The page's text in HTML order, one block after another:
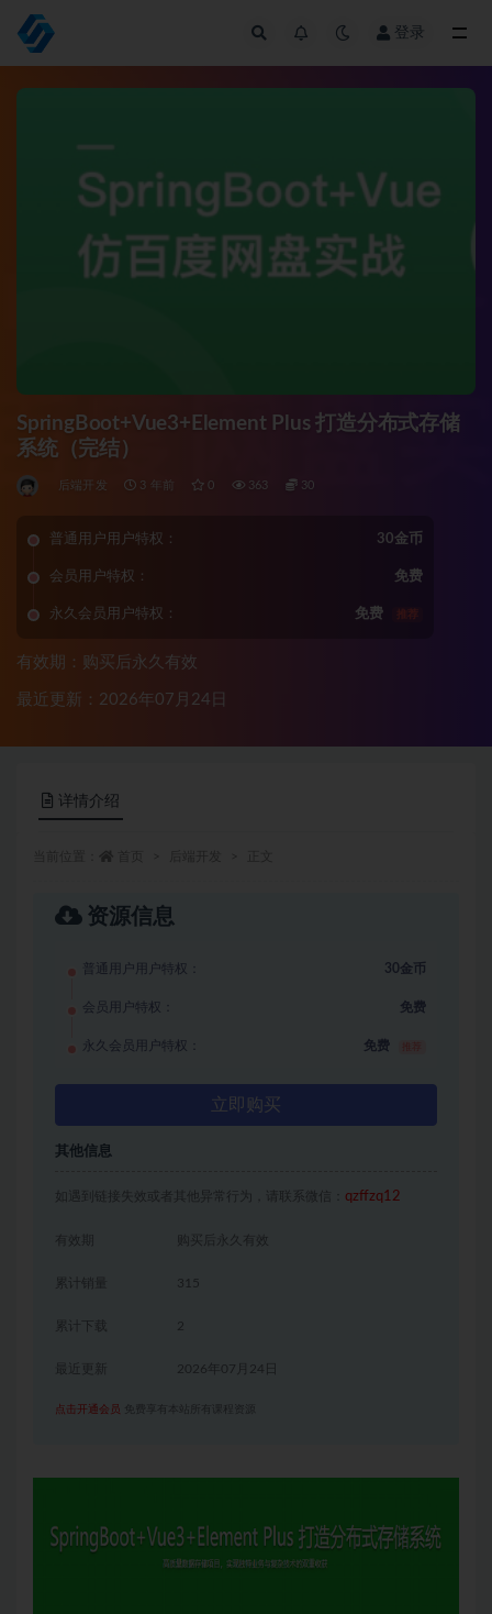
登录
SpringBoot+Vue3+Element Plus 打造分布式存储
系统（完结）
后端开发 3 年前 0 363 30
普通用户用户特权： 30金币
会员用户特权： 免费
永久会员用户特权： 免费 推荐
有效期：购买后永久有效
最近更新：2026年07月24日
详情介绍
资源信息
普通用户用户特权： 30金币
会员用户特权： 免费
永久会员用户特权： 免费
立即购买
其他信息
如遇到链接失效或者其他异常行为，请联系微信： qzffzq12
有效期 购买后永久有效
累计销量 315
累计下载 2
2026年07月24日
点击开通会员 免费享有本站所有课程资源